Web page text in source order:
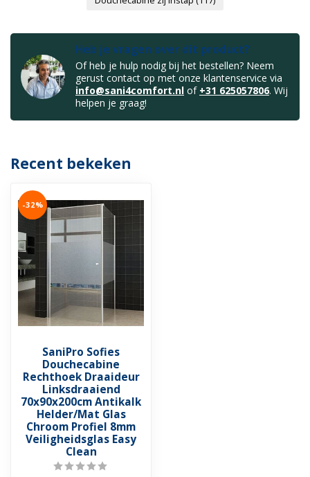
Heb je vragen over dit product?
Of heb je hulp nodig bij het bestellen? Neem
gerust contact op met onze klantenservice via
info@sani4comfort.nl of +31 625057806. Wij
helpen je graag!
Recent bekeken
-32%
SaniPro Sofies
Douchecabine
Rechthoek Draaideur
Linksdraaiend
70x90x200cm Antikalk
Helder/Mat Glas
Chroom Profiel 8mm
Veiligheidsglas Easy
Clean